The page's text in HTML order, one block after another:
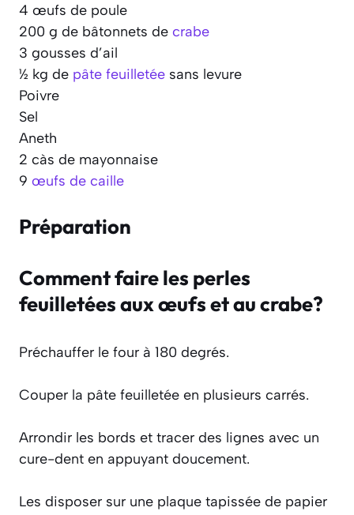
4 œufs de poule
200 g de bâtonnets de crabe
3 gousses d’ail
½ kg de pâte feuilletée sans levure
Poivre
Sel
Aneth
2 càs de mayonnaise
9 œufs de caille
Préparation
Comment faire les perles
feuilletées aux œufs et au crabe?
Préchauffer le four à 180 degrés.
Couper la pâte feuilletée en plusieurs carrés.
Arrondir les bords et tracer des lignes avec un
cure-dent en appuyant doucement.
Les disposer sur une plaque tapissée de papier